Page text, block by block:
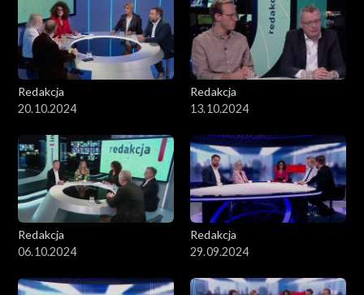
Redakcja
20.10.2024
Redakcja
13.10.2024
Redakcja
06.10.2024
Redakcja
29.09.2024